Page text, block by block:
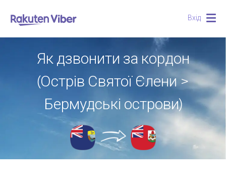
Вхід
Як дзвонити за кордон
(Острів Святої Єлени >
Бермудські острови)